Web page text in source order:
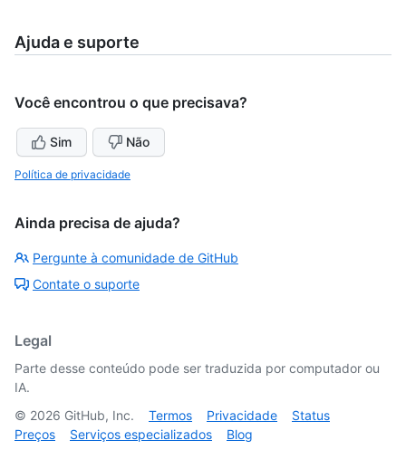
Ajuda e suporte
Você encontrou o que precisava?
Sim Não
Política de privacidade
Ainda precisa de ajuda?
Pergunte à comunidade de GitHub
Contate o suporte
Legal
Parte desse conteúdo pode ser traduzida por computador ou
IA.
© 2026 GitHub, Inc. Termos Privacidade
Status
Preços
Serviços especializados Blog